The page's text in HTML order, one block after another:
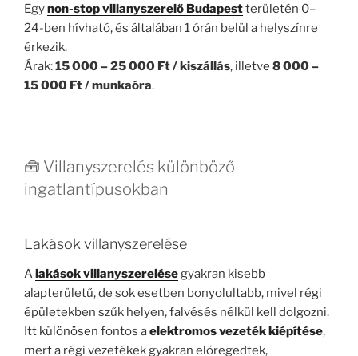
Egynon-stop villanyszerelő Budapestterületén 0–
24-ben hívható, és általában 1 órán belül a helyszínre
érkezik.
Árak:15 000 – 25 000 Ft / kiszállás, illetve 8 000 –
15 000 Ft / munkaóra.
🧰 Villanyszerelés különböző
ingatlantípusokban
Lakások villanyszerelése
A lakások villanyszerelésegyakran kisebb
alapterületű, de sok esetben bonyolultabb, mivel régi
épületekben szűk helyen, falvésés nélkül kell dolgozni.
Itt különösen fontos aelektromos vezeték kiépítése,
mert a régi vezetékek gyakran elöregedtek,